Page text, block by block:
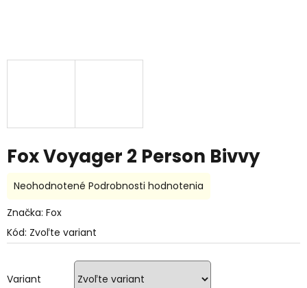
Fox Voyager 2 Person Bivvy
Kód: Zvoľte variant
Variant
Priemerné
produktu
0,0
hviezdičiek.
Neohodnotené Podrobnosti hodnotenia
Značka: Fox